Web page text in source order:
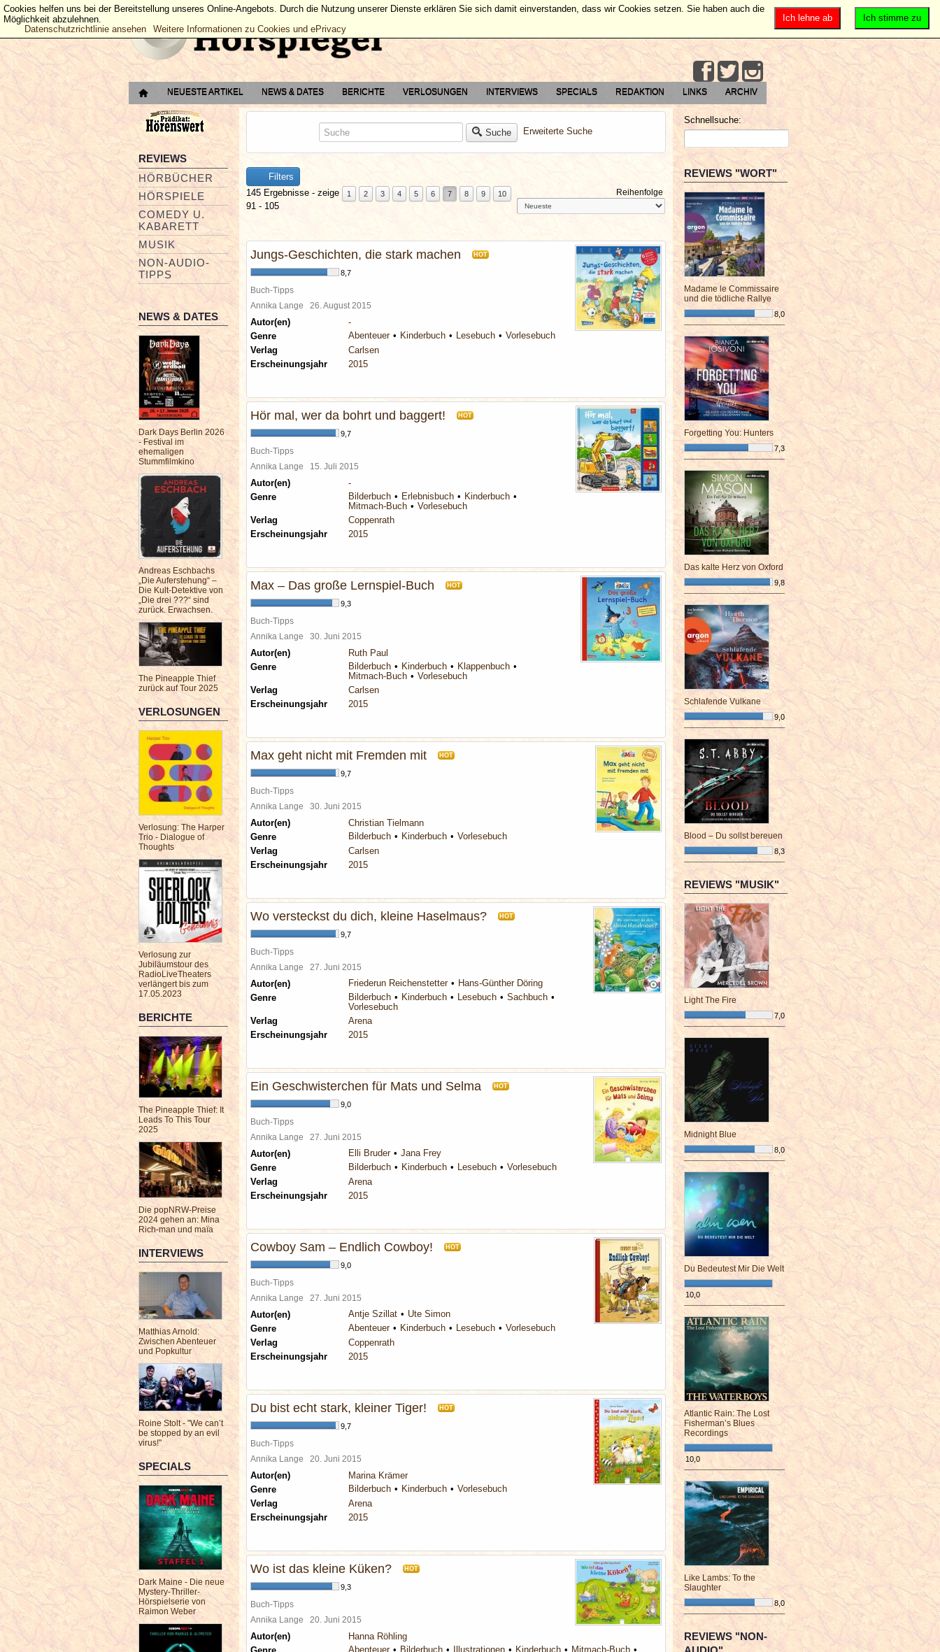
NEUESTE ARTIKEL NEWS & DATES BERICHTE VERLOSUNGEN INTERVIEWS SPECIALS REDAKTION LINKS ARCHIV
REVIEWS
HÖRBÜCHER
HÖRSPIELE
COMEDY U.
KABARETT
MUSIK
NON-AUDIO-
TIPPS
NEWS & DATES
Dark Days Berlin 2026
- Festival im
ehemaligen
Stummfilmkino
Andreas Eschbachs
„Die Auferstehung“ –
Die Kult-Detektive von
„Die drei ???“ sind
zurück. Erwachsen.
The Pineapple Thief
zurück auf Tour 2025
VERLOSUNGEN
Verlosung: The Harper
Trio - Dialogue of
Thoughts
Verlosung zur
Jubiläumstour des
RadioLiveTheaters
verlängert bis zum
17.05.2023
BERICHTE
The Pineapple Thief: It
Leads To This Tour
2025
Die popNRW-Preise
2024 gehen an: Mina
Rich-man und maïa
INTERVIEWS
Matthias Arnold:
Zwischen Abenteuer
und Popkultur
Roine Stolt - "We can’t
be stopped by an evil
virus!"
SPECIALS
Dark Maine - Die neue
Mystery-Thriller-
Hörspielserie von
Raimon Weber
Suche Erweiterte Suche
Filters
145 Ergebnisse - zeige
91 - 105
1 2 3 4 5 6 7 8 9 10 Reihenfolge
Jungs-Geschichten, die stark machen HOT
8,7
Buch-Tipps
Annika Lange 26. August 2015
Autor(en)
-
Genre
Abenteuer Kinderbuch Lesebuch
Vorlesebuch
Verlag
Carlsen
Erscheinungsjahr
2015
Hör mal, wer da bohrt und baggert! HOT
9,7
Buch-Tipps
Annika Lange 15. Juli 2015
Autor(en)
-
Genre
Bilderbuch Erlebnisbuch
Kinderbuch
Mitmach-Buch
Vorlesebuch
Verlag
Coppenrath
Erscheinungsjahr
2015
Max – Das große Lernspiel-Buch HOT
9,3
Buch-Tipps
Annika Lange 30. Juni 2015
Autor(en)
Ruth Paul
Genre
Bilderbuch Kinderbuch
Klappenbuch
Mitmach-Buch
Vorlesebuch
Verlag
Carlsen
Erscheinungsjahr
2015
Max geht nicht mit Fremden mit HOT
9,7
Buch-Tipps
Annika Lange 30. Juni 2015
Autor(en)
Christian Tielmann
Genre
Bilderbuch Kinderbuch
Vorlesebuch
Verlag
Carlsen
Erscheinungsjahr
2015
Wo versteckst du dich, kleine Haselmaus? HOT
9,7
Buch-Tipps
Annika Lange 27. Juni 2015
Autor(en) Friederun Reichenstetter
Hans-Günther Döring
Genre
Bilderbuch Kinderbuch Lesebuch
Sachbuch
Vorlesebuch
Verlag
Arena
Erscheinungsjahr
2015
Ein Geschwisterchen für Mats und Selma HOT
9,0
Buch-Tipps
Annika Lange 27. Juni 2015
Autor(en) Elli Bruder
Jana Frey
Genre
Bilderbuch Kinderbuch Lesebuch
Vorlesebuch
Verlag
Arena
Erscheinungsjahr
2015
Cowboy Sam – Endlich Cowboy! HOT
9,0
Buch-Tipps
Annika Lange 27. Juni 2015
Autor(en) Antje Szillat
Ute Simon
Genre
Abenteuer Kinderbuch Lesebuch
Vorlesebuch
Verlag
Coppenrath
Erscheinungsjahr
2015
Du bist echt stark, kleiner Tiger! HOT
9,7
Buch-Tipps
Annika Lange 20. Juni 2015
Autor(en)
Marina Krämer
Genre
Bilderbuch Kinderbuch
Vorlesebuch
Verlag
Arena
Erscheinungsjahr
2015
Wo ist das kleine Küken? HOT
9,3
Buch-Tipps
Annika Lange 20. Juni 2015
Autor(en)
Hanna Röhling
Abenteuer Bilderbuch Illustrationen Kinderbuch
Mitmach-Buch
Schnellsuche:
REVIEWS "WORT"
Madame le Commissaire
und die tödliche Rallye
8,0
¯¯¯¯¯¯¯¯¯¯¯¯¯¯¯¯¯¯¯¯¯¯¯¯
Forgetting You: Hunters
7,3
¯¯¯¯¯¯¯¯¯¯¯¯¯¯¯¯¯¯¯¯¯¯¯¯
Das kalte Herz von Oxford
9,8
¯¯¯¯¯¯¯¯¯¯¯¯¯¯¯¯¯¯¯¯¯¯¯¯
Schlafende Vulkane
9,0
¯¯¯¯¯¯¯¯¯¯¯¯¯¯¯¯¯¯¯¯¯¯¯¯
Blood – Du sollst bereuen
8,3
¯¯¯¯¯¯¯¯¯¯¯¯¯¯¯¯¯¯¯¯¯¯¯¯
REVIEWS "MUSIK"
Light The Fire
7,0
¯¯¯¯¯¯¯¯¯¯¯¯¯¯¯¯¯¯¯¯¯¯¯¯
Midnight Blue
8,0
¯¯¯¯¯¯¯¯¯¯¯¯¯¯¯¯¯¯¯¯¯¯¯¯
Du Bedeutest Mir Die Welt
10,0
¯¯¯¯¯¯¯¯¯¯¯¯¯¯¯¯¯¯¯¯¯¯¯¯
Atlantic Rain: The Lost
Fisherman’s Blues
Recordings
10,0
¯¯¯¯¯¯¯¯¯¯¯¯¯¯¯¯¯¯¯¯¯¯¯¯
Like Lambs: To the
Slaughter
8,0
¯¯¯¯¯¯¯¯¯¯¯¯¯¯¯¯¯¯¯¯¯¯¯¯
REVIEWS "NON-
Ich stimme zu
Ich lehne ab
Cookies helfen uns bei der Bereitstellung unseres Online-Angebots. Durch die Nutzung unserer Dienste erklären Sie sich damit einverstanden, dass wir Cookies setzen. Sie haben auch die
Möglichkeit abzulehnen.
Datenschutzrichtlinie ansehen
Weitere Informationen zu Cookies und ePrivacy